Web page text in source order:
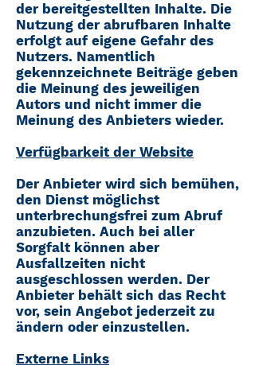
der bereitgestellten Inhalte. Die
Nutzung der abrufbaren Inhalte
erfolgt auf eigene Gefahr des
Nutzers. Namentlich
gekennzeichnete Beiträge geben
die Meinung des jeweiligen
Autors und nicht immer die
Meinung des Anbieters wieder.
Verfügbarkeit der Website
Der Anbieter wird sich bemühen,
den Dienst möglichst
unterbrechungsfrei zum Abruf
anzubieten. Auch bei aller
Sorgfalt können aber
Ausfallzeiten nicht
ausgeschlossen werden. Der
Anbieter behält sich das Recht
vor, sein Angebot jederzeit zu
ändern oder einzustellen.
Externe Links